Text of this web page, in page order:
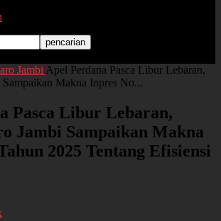
Jambi Apel Perdana Pasca Libur Lebaran,
Makna Inpres No...
Pasca Libur Lebaran,
Jambi Sampaikan Makna
2025 Tentang Efisiensi